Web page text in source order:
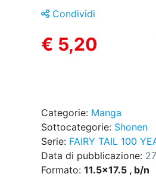
Condividi
€ 5,20
Categorie: Manga
Sottocategorie: Shonen
Serie: FAIRY TAIL 100
Data di pubblicazione:
Formato: 11.5x17.5 , b/n